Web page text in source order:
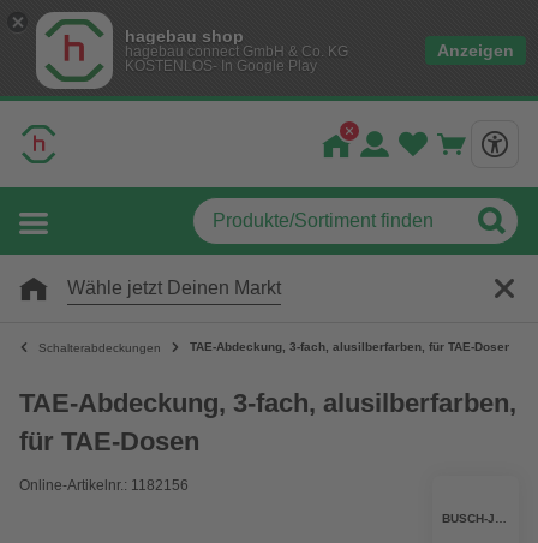
hagebau shop
hagebau connect GmbH & Co. KG
KOSTENLOS- In Google Play
Anzeigen
Wähle jetzt Deinen Markt
Schalterabdeckungen TAE-Abdeckung, 3-fach, alusilberfarben, für TAE-Dosen
TAE-Abdeckung, 3-fach, alusilberfarben,
für TAE-Dosen
Online-Artikelnr.: 1182156